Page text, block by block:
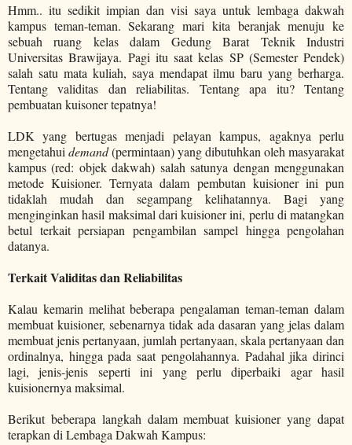
Hmm.. itu sedikit impian dan visi saya untuk lembaga dakwah
kampus teman-teman. Sekarang mari kita beranjak menuju ke
sebuah ruang kelas dalam Gedung Barat Teknik Industri
Universitas Brawijaya. Pagi itu saat kelas SP (Semester Pendek)
salah satu mata kuliah, saya mendapat ilmu baru yang berharga.
Tentang validitas dan reliabilitas. Tentang apa itu? Tentang
pembuatan kuisoner tepatnya!
LDK yang bertugas menjadi pelayan kampus, agaknya perlu
mengetahui demand(permintaan) yang dibutuhkan oleh masyarakat
kampus (red: objek dakwah) salah satunya dengan menggunakan
metode Kuisioner. Ternyata dalam pembutan kuisioner ini pun
tidaklah mudah dan segampang kelihatannya. Bagi yang
menginginkan hasil maksimal dari kuisioner ini, perlu di matangkan
betul terkait persiapan pengambilan sampel hingga pengolahan
datanya.
Terkait Validitas dan Reliabilitas
Kalau kemarin melihat beberapa pengalaman teman-teman dalam
membuat kuisioner, sebenarnya tidak ada dasaran yang jelas dalam
membuat jenis pertanyaan, jumlah pertanyaan, skala pertanyaan dan
ordinalnya, hingga pada saat pengolahannya. Padahal jika dirinci
lagi, jenis-jenis seperti ini yang perlu diperbaiki agar hasil
kuisionernya maksimal.
Berikut beberapa langkah dalam membuat kuisioner yang dapat
terapkan di Lembaga Dakwah Kampus: